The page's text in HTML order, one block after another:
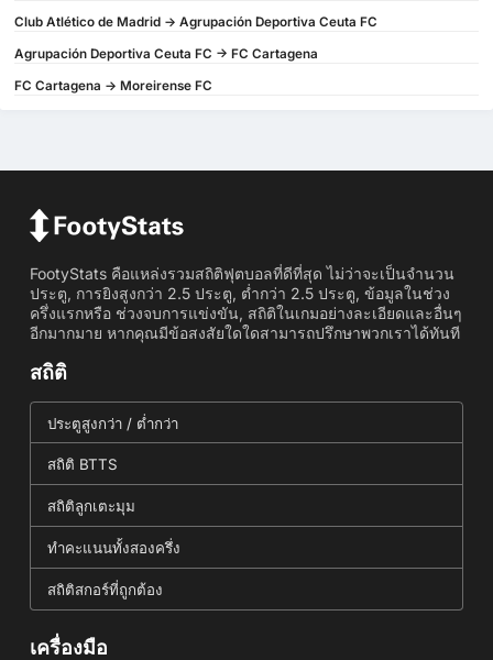
Club Atlético de Madrid -> Agrupación Deportiva Ceuta FC
Agrupación Deportiva Ceuta FC -> FC Cartagena
FC Cartagena -> Moreirense FC
FootyStats คือแหล่งรวมสถิติฟุตบอลที่ดีที่สุด ไม่ว่าจะเป็นจำนวน
ประตู, การยิงสูงกว่า 2.5 ประตู, ต่ำกว่า 2.5 ประตู, ข้อมูลในช่วง
ครึ่งแรกหรือ ช่วงจบการแข่งขัน, สถิติในเกมอย่างละเอียดและอื่นๆ
อีกมากมาย หากคุณมีข้อสงสัยใดใดสามารถปรึกษาพวกเราได้ทันที
สถิติ
ประตูสูงกว่า / ต่ำกว่า
สถิติ BTTS
สถิติลูกเตะมุม
ทำคะแนนทั้งสองครึ่ง
สถิติสกอร์ที่ถูกต้อง
เครื่องมือ